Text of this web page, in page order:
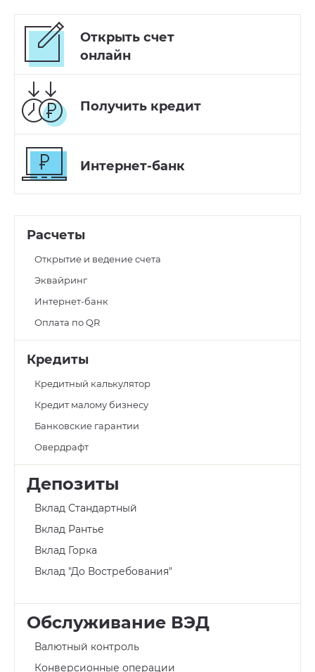
Открыть счет
онлайн
Получить кредит
Интернет-банк
Расчеты
Открытие и ведение счета
Эквайринг
Интернет-банк
Оплата по QR
Кредиты
Кредитный калькулятор
Кредит малому бизнесу
Банковские гарантии
Овердрафт
Депозиты
Вклад Стандартный
Вклад Рантье
Вклад Горка
Вклад "До Востребования"
Обслуживание ВЭД
Валютный контроль
Конверсионные операции